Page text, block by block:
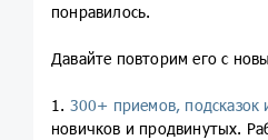
понравилось.
Давайте повторим его с
1. 300+ приемов, подсказок
новичков и продвинутых.